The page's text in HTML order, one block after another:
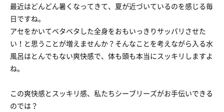
最近はどんどん暑くなってきて、夏が近づいているのを感じる毎
日ですね。
アセをかいてベタベタした全身をおもいっきりサッパリさせた
い！と思うことが増えませんか？そんなことを考えながら入る水
風呂はとんでもない爽快感で、体も頭も本当にスッキリしますよ
ね。
この爽快感とスッキリ感、私たちシーブリーズがお手伝いできる
のでは？